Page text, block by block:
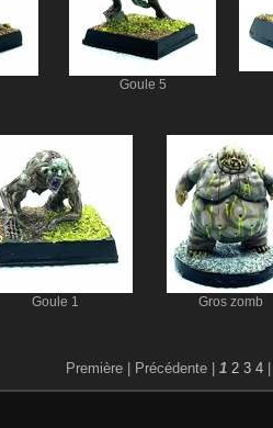
Goule 5
Goule 1 Gros zomb
Première | Précédente | 1 2 3 4